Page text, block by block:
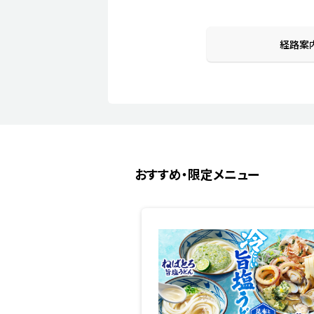
経路案
おすすめ・限定メニュー